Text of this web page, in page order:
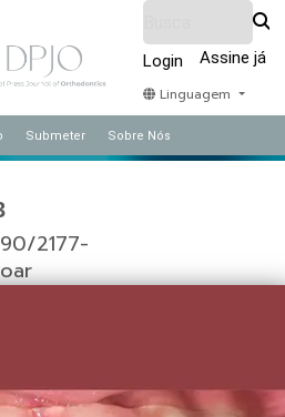
Login Assine já
Linguagem
Submeter Sobre Nós
2177-